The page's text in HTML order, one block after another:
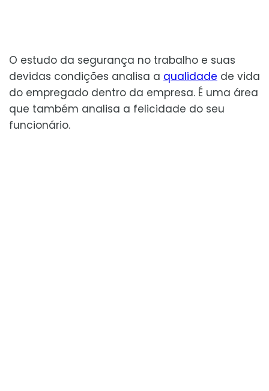
O estudo da segurança no trabalho e suas
devidas condições analisa a qualidade de vida
do empregado dentro da empresa. É uma área
que também analisa a felicidade do seu
funcionário.